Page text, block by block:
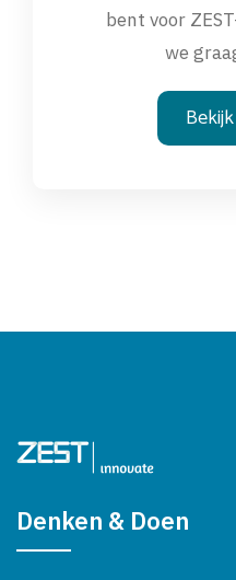
bent voor
we
Denken & Doen